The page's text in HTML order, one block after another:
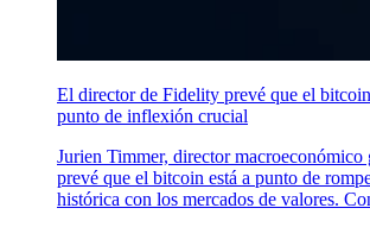
El director de Fidelity prevé que el
punto de inflexión crucial
Jurien Timmer, director
prevé que el bitcoin está a punto de
histórica con los mercados de valores.